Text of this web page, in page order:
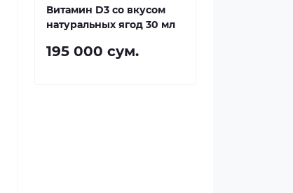
Витамин D3 со вкусом
натуральных ягод 30 мл
195 000 сум.